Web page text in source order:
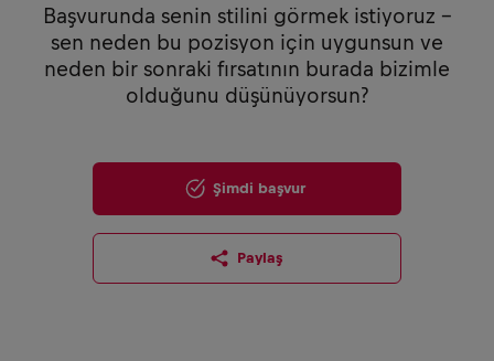
Başvurunda senin stilini görmek istiyoruz –
sen neden bu pozisyon için uygunsun ve
neden bir sonraki fırsatının burada bizimle
olduğunu düşünüyorsun?
Şimdi başvur
Paylaş